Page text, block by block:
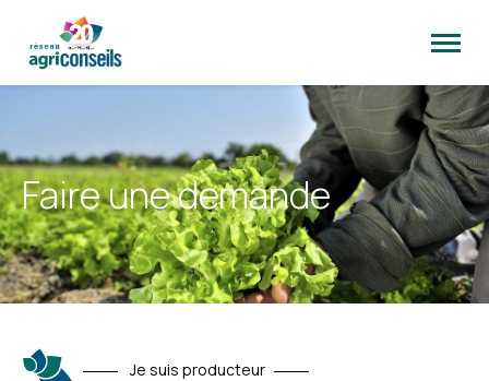
la
site
Faire une demande
Je suis producteur